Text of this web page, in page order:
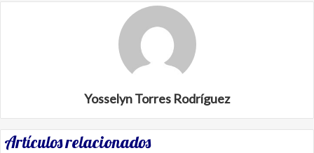
Yosselyn Torres Rodríguez
Artículos relacionados